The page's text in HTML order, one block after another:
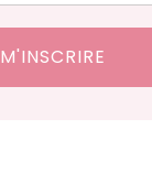
jours à
M'INSCRIRE